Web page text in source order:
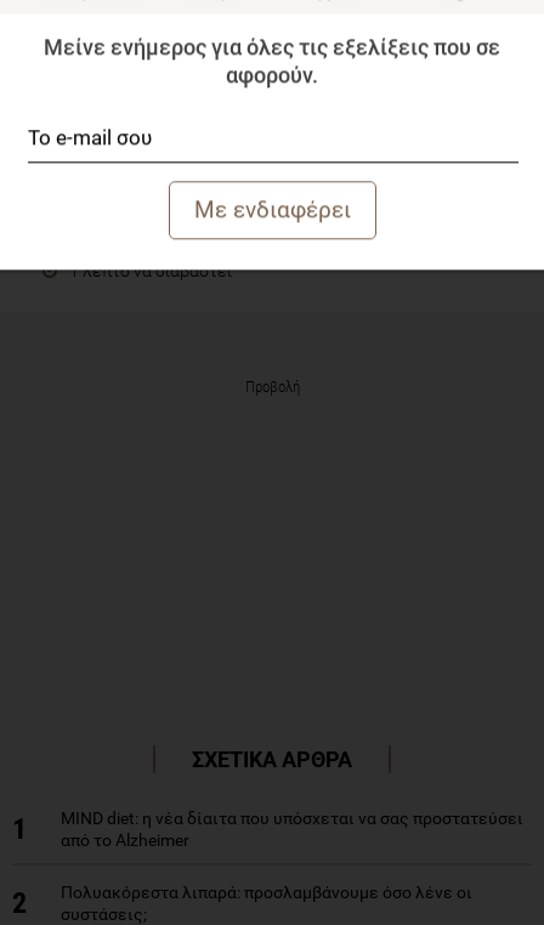
Επίδραση της Κετογονικής Δίαιτας στην
βελτιστοποίηση του Μικροβιώματος και πρώιμης
Επιστημονικά Νέα
1 λεπτό να διαβαστεί
Προβολή
ΣΧΕΤΙΚΑ ΑΡΘΡΑ
1
MIND diet: η νέα δίαιτα που υπόσχεται να σας προστατεύσει
από το Alzheimer
2
Πολυακόρεστα λιπαρά: προσλαμβάνουμε όσο λένε οι
συστάσεις;
Μείνε ενήμερος για όλες τις εξελίξεις που σε
αφορούν.